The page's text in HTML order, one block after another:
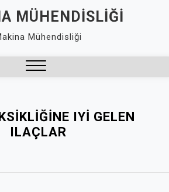
MÜHENDISLIĞI
Mühendisliği
IYI GELEN
ILAÇLAR